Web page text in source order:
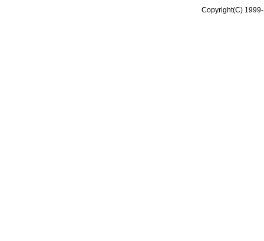
Copyright(C)